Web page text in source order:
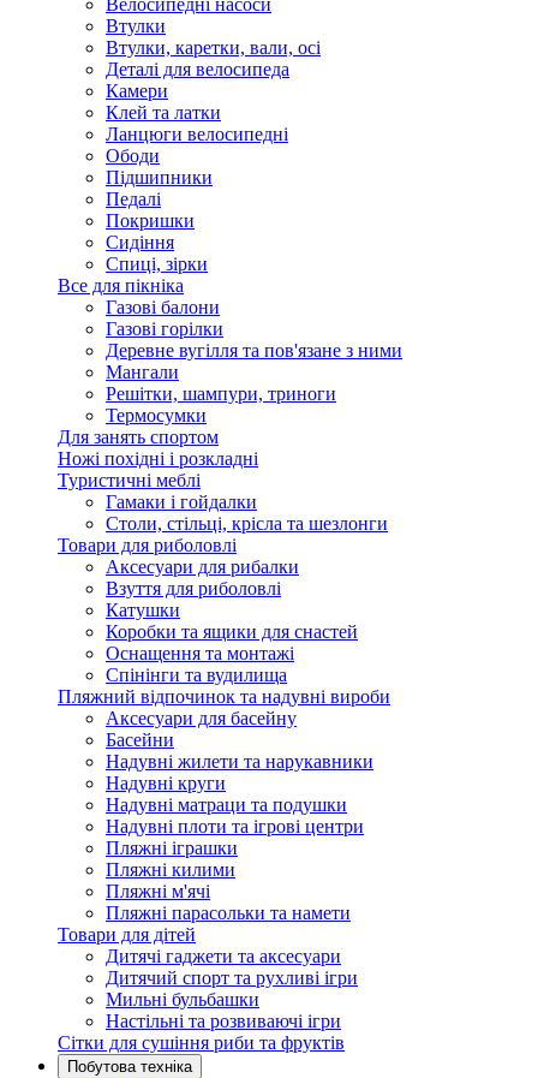
Велосипедні насоси
Втулки
Втулки, каретки, вали, осі
Деталі для велосипеда
Камери
Клей та латки
Ланцюги велосипедні
Ободи
Підшипники
Педалі
Покришки
Сидіння
Спиці, зірки
Все для пікніка
Газові балони
Газові горілки
Деревне вугілля та пов'язане з ними
Мангали
Решітки, шампури, триноги
Термосумки
Для занять спортом
Ножі похідні і розкладні
Туристичні меблі
Гамаки і гойдалки
Столи, стільці, крісла та шезлонги
Товари для риболовлі
Аксесуари для рибалки
Взуття для риболовлі
Катушки
Коробки та ящики для снастей
Оснащення та монтажі
Спінінги та вудилища
Пляжний відпочинок та надувні вироби
Аксесуари для басейну
Басейни
Надувні жилети та нарукавники
Надувні круги
Надувні матраци та подушки
Надувні плоти та ігрові центри
Пляжні іграшки
Пляжні килими
Пляжні м'ячі
Пляжні парасольки та намети
Товари для дітей
Дитячі гаджети та аксесуари
Дитячий спорт та рухливі ігри
Мильні бульбашки
Настільні та розвиваючі ігри
Сітки для сушіння риби та фруктів
Побутова техніка